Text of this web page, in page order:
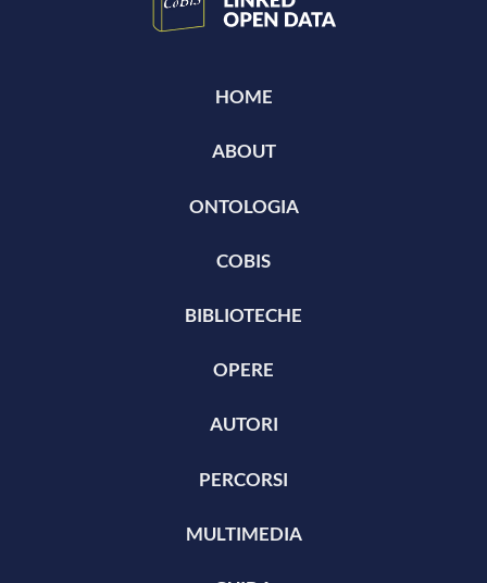
HOME
ABOUT
ONTOLOGIA
COBIS
BIBLIOTECHE
OPERE
AUTORI
PERCORSI
MULTIMEDIA